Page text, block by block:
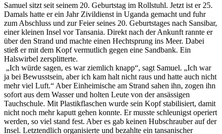
Samuel sitzt seit seinem 20. Geburtstag im Rollstuhl. Jetzt ist er 25.
Damals hatte er ein Jahr Zivildienst in Uganda gemacht und fuhr
zum Abschluss und zur Feier seines 20. Geburtstages nach Sansibar,
einer kleinen Insel vor Tansania. Direkt nach der Ankunft rannte er
über den Strand und machte einen Hechtsprung ins Meer. Dabei
stieß er mit dem Kopf vermutlich gegen eine Sandbank. Ein
Halswirbel zersplitterte.
„Ich würde sagen, es war ziemlich knapp“, sagt Samuel. „Ich war
ja bei Bewusstsein, aber ich kam halt nicht raus und hatte auch nicht
mehr viel Luft.“ Aber Einheimische am Strand sahen ihn, zogen ihn
sofort aus dem Wasser und holten Leute von der ansässigen
Tauchschule. Mit Plastikflaschen wurde sein Kopf stabilisiert, damit
nicht noch mehr kaputt gehen konnte. Er musste schleunigst operiert
werden, so viel stand fest. Aber es gab keinen Hubschrauber auf der
Insel. Letztendlich organisierte und bezahlte ein tansanischer